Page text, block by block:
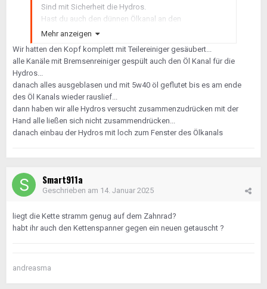
Sind mit Sicherheit die Hydros.
Hast du auch den dünnen Ölkanal an den
Rollenkipphebeln nachgesehen das dort der Kanal
Mehr anzeigen
Wir hatten den Kopf komplett mit Teilereiniger gesäubert...
alle Kanäle mit Bremsenreiniger gespült auch den Öl Kanal für die
Hydros...
danach alles ausgeblasen und mit 5w40 öl geflutet bis es am ende
des Öl Kanals wieder rauslief...
dann haben wir alle Hydros versucht zusammenzudrücken mit der
Hand alle ließen sich nicht zusammendrücken...
danach einbau der Hydros mit loch zum Fenster des Ölkanals
Smart911a
Geschrieben am 14. Januar 2025
liegt die Kette stramm genug auf dem Zahnrad?
habt ihr auch den Kettenspanner gegen ein neuen getauscht ?
andreasma